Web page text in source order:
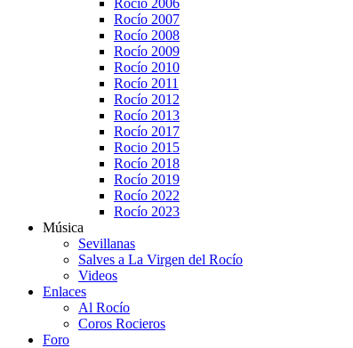
Rocío 2006
Rocío 2007
Rocío 2008
Rocío 2009
Rocío 2010
Rocío 2011
Rocío 2012
Rocío 2013
Rocío 2017
Rocio 2015
Rocío 2018
Rocío 2019
Rocío 2022
Rocío 2023
Música
Sevillanas
Salves a La Virgen del Rocío
Videos
Enlaces
Al Rocío
Coros Rocieros
Foro